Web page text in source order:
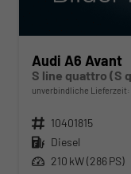
Audi A6 Avant
unverbindliche Lieferzeit:
Fahrzeugnr. 10401815
Kraftstoff Diesel
Leistung 210 kW (286 PS)